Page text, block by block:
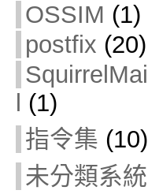
OSSIM (1)
postfix (20)
SquirrelMai
(1)
指令集 (10)
未分類系統